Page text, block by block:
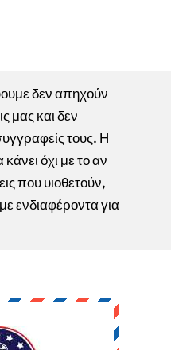
δεν απηχούν
μας και δεν
τους. Η
όχι με το αν
που υιοθετούν,
ενδιαφέροντα για